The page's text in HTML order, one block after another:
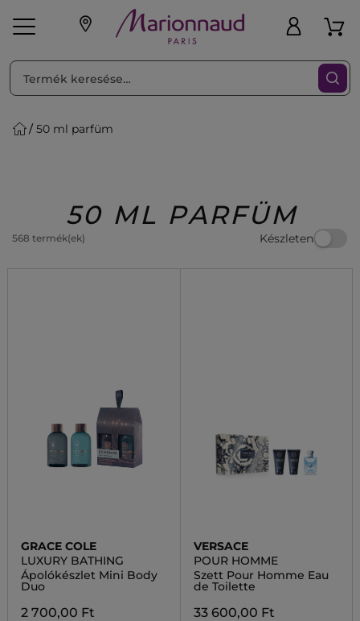
Parfüm
Beauty Promotions
50 ml parfüm
50 ML PARFÜM
568 termék(ek) Készleten
RENDEZéS Szűrő
GRACE COLE
LUXURY BATHING
Ápolókészlet Mini Body
Duo
2 700,00 Ft
VERSACE
POUR HOMME
Szett Pour Homme Eau
de Toilette
33 600,00 Ft